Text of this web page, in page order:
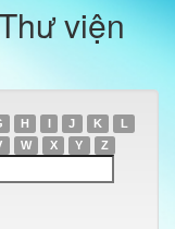
viện
H I J K
L
W X Y Z